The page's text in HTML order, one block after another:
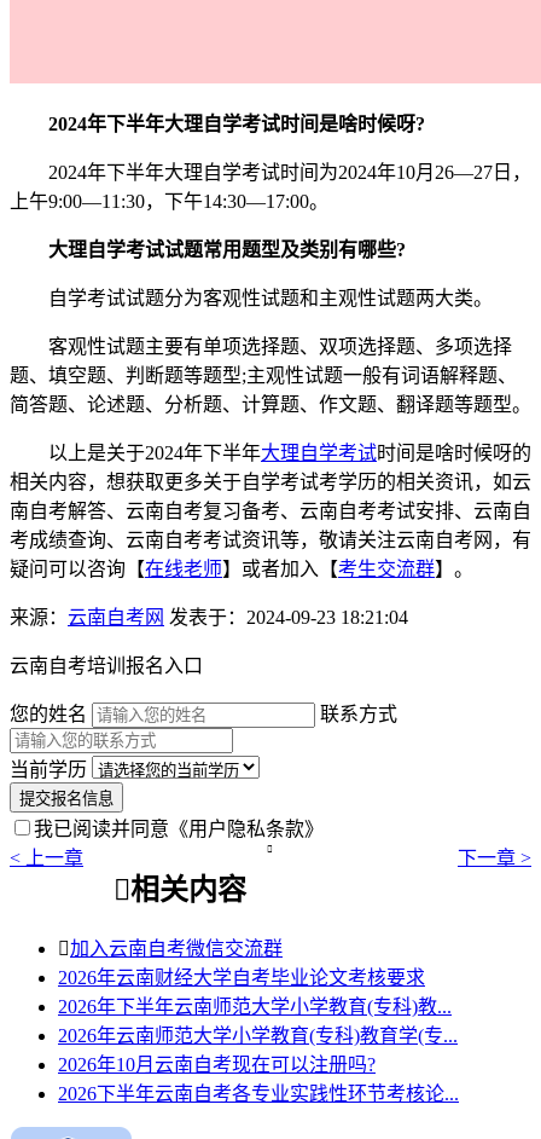
2024年下半年大理自学考试时间是啥时候呀?
2024年下半年大理自学考试时间为2024年10月26—27日，
上午9:00—11:30，下午14:30—17:00。
大理自学考试试题常用题型及类别有哪些?
自学考试试题分为客观性试题和主观性试题两大类。
客观性试题主要有单项选择题、双项选择题、多项选择
题、填空题、判断题等题型;主观性试题一般有词语解释题、
简答题、论述题、分析题、计算题、作文题、翻译题等题型。
以上是关于2024年下半年大理自学考试时间是啥时候呀的
相关内容，想获取更多关于自学考试考学历的相关资讯，如云
南自考解答、云南自考复习备考、云南自考考试安排、云南自
考成绩查询、云南自考考试资讯等，敬请关注云南自考网，有
疑问可以咨询【在线老师】或者加入【考生交流群】。
来源： 云南自考网 发表于：2024-09-23 18:21:04
云南自考培训报名入口
您的姓名 联系方式
当前学历
提交报名信息
我已阅读并同意 《用户隐私条款》
< 上一章
 下一章 >
相关内容
加入云南自考微信交流群
2026年云南财经大学自考毕业论文考核要求
2026年下半年云南师范大学小学教育(专科)教...
2026年云南师范大学小学教育(专科)教育学(专...
2026年10月云南自考现在可以注册吗?
2026下半年云南自考各专业实践性环节考核论...